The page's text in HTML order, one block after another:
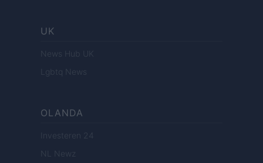
UK
News Hub UK
Lgbtq News
OLANDA
Investeren 24
NL Newz